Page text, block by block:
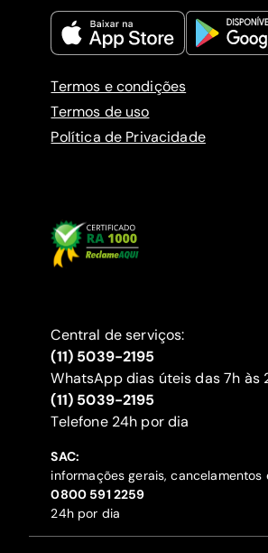
Termos e condições
Termos de uso
Política de Privacidade
Central de serviços:
(11) 5039-2195
WhatsApp dias úteis das 7h às
(11) 5039-2195
‍Telefone 24h por dia
SAC:
informações gerais, cancelamentos
‍0800 591 2259
24h por dia